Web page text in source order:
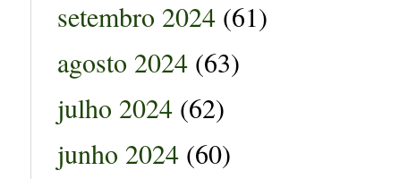
setembro 2024 (61)
agosto 2024 (63)
julho 2024 (62)
junho 2024 (60)